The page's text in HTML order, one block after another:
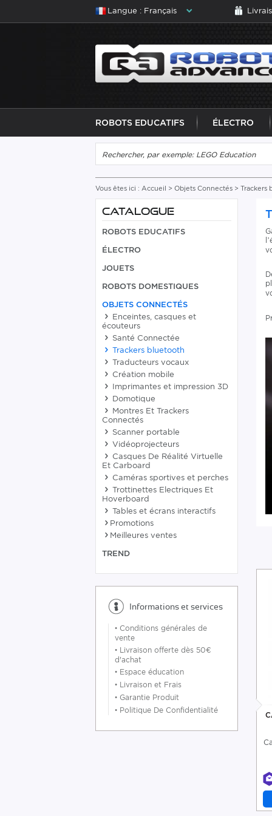
Langue : Français
ROBOTS EDUCATIFS ÉLECTRO
Vous êtes ici : Accueil > Objets Connectés > Trackers
CATALOGUE
ROBOTS EDUCATIFS
ÉLECTRO
JOUETS
ROBOTS DOMESTIQUES
OBJETS CONNECTÉS
Enceintes, casques et
écouteurs
Santé Connectée
Trackers bluetooth
Traducteurs vocaux
Création mobile
Imprimantes et impression 3D
Domotique
Montres Et Trackers
Connectés
Scanner portable
Vidéoprojecteurs
Casques De Réalité Virtuelle
Et Carboard
Caméras sportives et perches
Trottinettes Electriques Et
Hoverboard
Tables et écrans interactifs
Promotions
Meilleures ventes
TREND
Informations et services
• Conditions générales de
vente
• Livraison offerte dès 50€
d'achat
• Espace éducation
• Livraison et Frais
• Garantie Produit
• Politique De Confidentialité